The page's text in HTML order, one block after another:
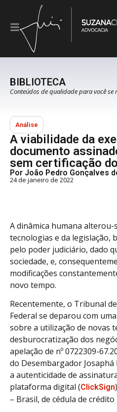
BIBLIOTECA
Conteúdos de qualidade para você
Análise
A viabilidade da
documento
sem certificação
Por João Pedro Gonçalves
24 de janeiro de 2022
A dinâmica humana alterou-
tecnologias e da legislação,
pelo poder judiciário, dado
sociedade, e,
modificações
novo tempo.
Recentemente, o Tribunal
Federal se deparou com
sobre a utilização de novas
desburocratização dos
apelação de nº 0722309-
do Desembargador
a autenticidade de
plataforma digital (ClickSign
– Brasil, de cédula de